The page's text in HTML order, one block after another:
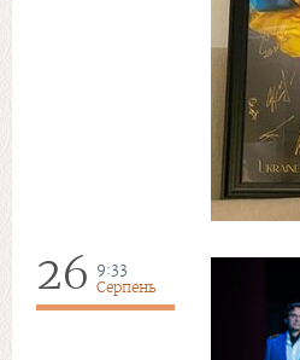
26 9:33
Серпень